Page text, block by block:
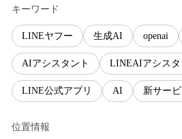
キーワード
LINEヤフー 生成AI openai
AIアシスタント LINEAIアシスタ
LINE公式アプリ AI 新サービ
位置情報